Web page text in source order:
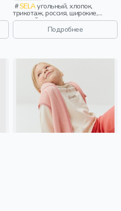
SELAугольный, хлопок,
трикотаж, россия, широкие,
оверсайз, резинка, вязаные,
школа, свободные, вырез, пояс,
девочки, детиПодробнее